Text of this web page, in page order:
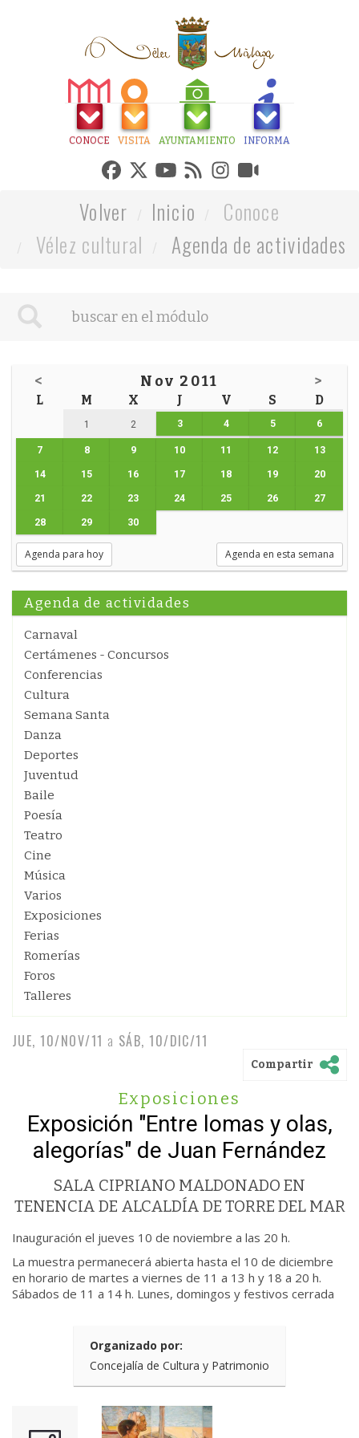
CONOCE VISITA AYUNTAMIENTO INFORMA
Volver Inicio
Conoce
Vélez cultural
Agenda de actividades
< Nov 2011 >
L M X J V S D
1 2 3 4 5 6
7 8 9 10 11 12 13
14 15 16 17 18 19 20
21 22 23 24 25 26 27
28 29 30
Agenda para hoy Agenda en esta semana
Agenda de actividades
Carnaval
Certámenes - Concursos
Conferencias
Cultura
Semana Santa
Danza
Deportes
Juventud
Baile
Poesía
Teatro
Cine
Música
Varios
Exposiciones
Ferias
Romerías
Foros
Talleres
JUE, 10/NOV/11 a SÁB, 10/DIC/11
Compartir
Exposiciones
Exposición "Entre lomas y olas,
alegorías" de Juan Fernández
SALA CIPRIANO MALDONADO EN
TENENCIA DE ALCALDÍA DE TORRE DEL MAR
Inauguración el jueves 10 de noviembre a las 20 h.
La muestra permanecerá abierta hasta el 10 de diciembre
en horario de martes a viernes de 11 a 13 h y 18 a 20 h.
Sábados de 11 a 14 h. Lunes, domingos y festivos cerrada
Organizado por:
Concejalía de Cultura y Patrimonio